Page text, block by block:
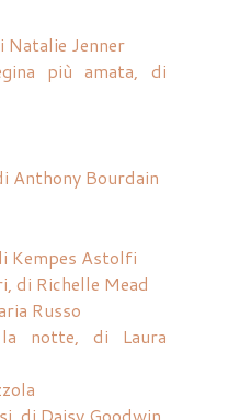
Natalie Jenner
più amata, di
Anthony Bourdain
Kempes Astolfi
di Richelle Mead
Russo
notte, di Laura
di Daisy Goodwin